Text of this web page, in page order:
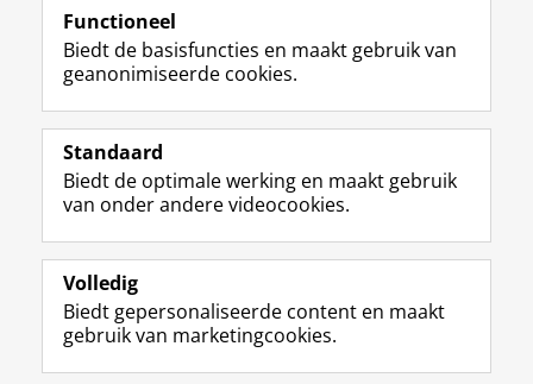
Volg de RUG
F
a
e
b
o
p
a
i
L
i
k
e
I
-
p
g
R
S
-
f
e
R
k
I
n
t
r
m
c
Y
o
T
e
k
a
Studiekiezers
Alumni
Over ons
Functioneel
Biedt de basisfuncties en maakt gebruik van
geanonimiseerde cookies.
Standaard
Biedt de optimale werking en maakt gebruik
van onder andere videocookies.
Volledig
Biedt gepersonaliseerde content en maakt
gebruik van marketingcookies.